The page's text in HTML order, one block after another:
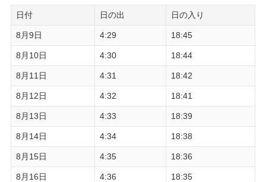
日付 日の出 日の入り
8月9日 4:29 18:45
8月10日 4:30 18:44
8月11日 4:31 18:42
8月12日 4:32 18:41
8月13日 4:33 18:39
8月14日 4:34 18:38
8月15日 4:35 18:36
8月16日 4:36 18:35